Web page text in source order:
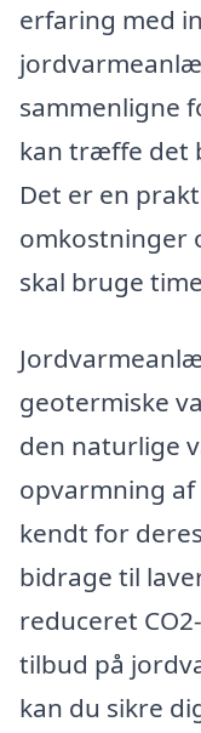
erfaring med
sammenligne
kan træffe det
Det er en
omkostninger
skal bruge
geotermiske
den naturlige
opvarmning af
kendt for
bidrage til
reduceret
tilbud på
kan du sikre